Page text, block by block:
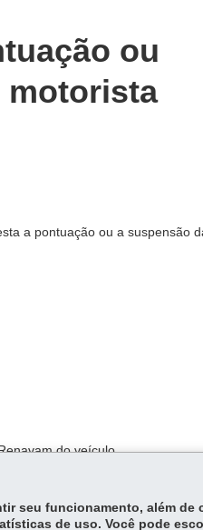
ou
motorista
a pontuação ou a suspensão
do veículo
seu funcionamento, além de
de uso. Você pode